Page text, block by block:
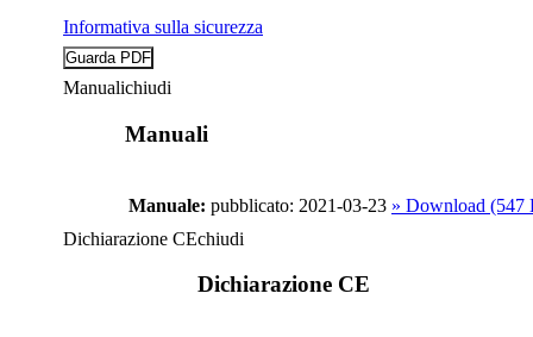
Informativa sulla sicurezza
Manualichiudi
Manuali
Manuale: pubblicato: 2021-03-23 » Download (547
Dichiarazione CEchiudi
Dichiarazione CE